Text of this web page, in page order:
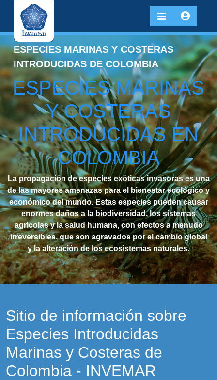
ESPECIES MARINAS Y COSTERAS
INTRODUCIDAS DE COLOMBIA
ESPECIES MARINAS
Y COSTERAS
INTRODUCIDAS EN
COLOMBIA
La propagación de especies exóticas invasoras es una
de las mayores amenazas para el bienestar ecológico y
económico del mundo. Estas especies pueden causar
enormes daños a la biodiversidad, los sistemas
agrícolas y la salud humana, con efectos a menudo
irreversibles, que son agravados por el cambio global
y la alteración de los ecosistemas naturales.
Sitio de información sobre
Especies Introducidas
Marinas y Costeras de
Colombia - INVEMAR